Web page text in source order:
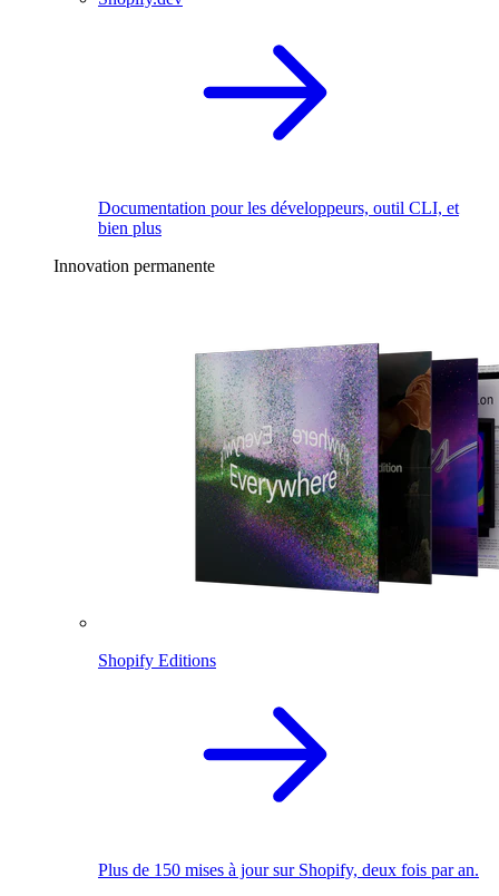
Documentation pour les développeurs, outil CLI, et
bien plus
Innovation permanente
Shopify Editions
Plus de 150 mises à jour sur Shopify, deux fois par an.